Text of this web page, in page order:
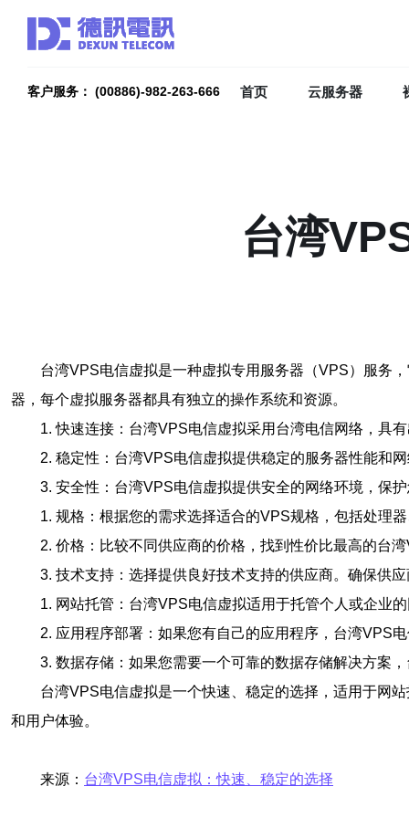
客户服务： (00886)-982-263-666 首页 云服务器
台湾
台湾VPS电信虚拟是一种虚拟专用服务器（VPS）服务
器，每个虚拟服务器都具有独立的操作系统和资源。
1. 快速连接：台湾VPS电信虚拟采用台湾电信网络，具
2. 稳定性：台湾VPS电信虚拟提供稳定的服务器性能和
3. 安全性：台湾VPS电信虚拟提供安全的网络环境，保
1. 规格：根据您的需求选择适合的VPS规格，包括处理
2. 价格：比较不同供应商的价格，找到性价比最高的台
3. 技术支持：选择提供良好技术支持的供应商。确保供
1. 网站托管：台湾VPS电信虚拟适用于托管个人或企业
2. 应用程序部署：如果您有自己的应用程序，台湾VPS
3. 数据存储：如果您需要一个可靠的数据存储解决方案
台湾VPS电信虚拟是一个快速、稳定的选择，适用于网
和用户体验。
来源： 台湾VPS电信虚拟：快速、稳定的选择